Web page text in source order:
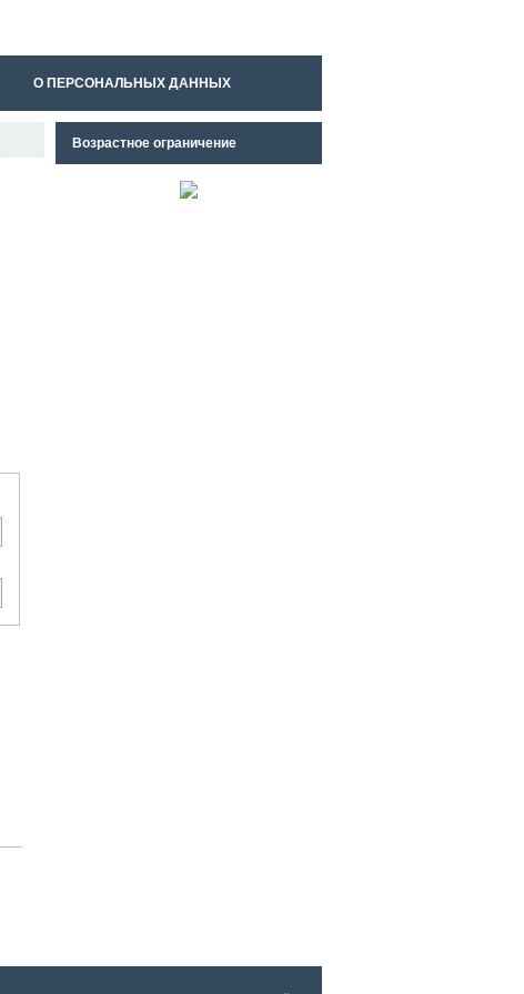
О ПЕРСОНАЛЬНЫХ ДАННЫХ
Возрастное ограничение